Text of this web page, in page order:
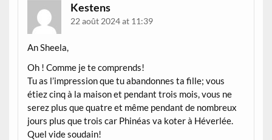
Kestens
22 août 2024 at 11:39
An Sheela,
Oh ! Comme je te comprends!
Tu as l’impression que tu abandonnes ta fille; vous
étiez cinq à la maison et pendant trois mois, vous ne
serez plus que quatre et même pendant de nombreux
jours plus que trois car Phinéas va koter à Héverlée.
Quel vide soudain!